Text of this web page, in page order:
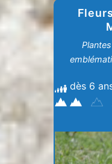
dès 6